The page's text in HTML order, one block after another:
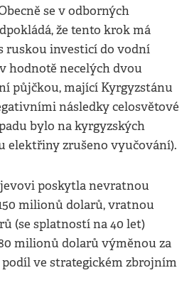
se v odborných
že tento krok má
ruskou investicí do vodní
hodnotě necelých dvou
půjčkou, mající Kyrgyzstánu
následky celosvětové
bylo na kyrgyzských
elektřiny zrušeno vyučování).
poskytla nevratnou
milionů dolarů, vratnou
(se splatností na 40 let)
milionů dolarů výměnou za
ve strategickém zbrojním